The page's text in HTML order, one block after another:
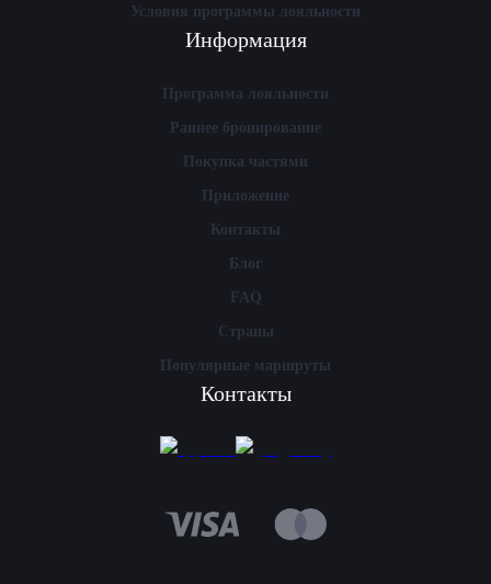
Условия программы лояльности
Информация
Программа лояльности
Раннее бронирование
Покупка частями
Приложение
Контакты
Блог
FAQ
Страны
Популярные маршруты
Контакты